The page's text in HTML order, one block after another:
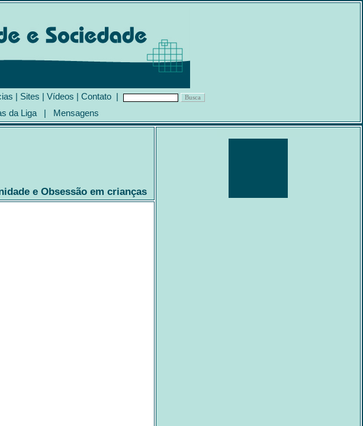
| Sites | Vídeos | Contato |
da Liga | Mensagens
e Obsessão em crianças